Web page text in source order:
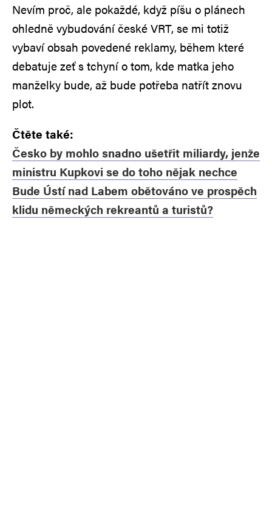
Nevím proč, ale pokaždé, když píšu o plánech
ohledně vybudování české VRT, se mi totiž
vybaví obsah povedené reklamy, během které
debatuje zeť s tchyní o tom, kde matka jeho
manželky bude, až bude potřeba natřít znovu
plot.
Čtěte také:
Česko by mohlo snadno ušetřit miliardy, jenže
ministru Kupkovi se do toho nějak nechce
Bude Ústí nad Labem obětováno ve prospěch
klidu německých rekreantů a turistů?